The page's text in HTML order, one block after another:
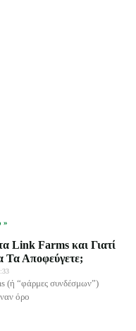
»
Link Farms και Γιατί
Τα Αποφεύγετε;
(ή “φάρμες συνδέσμων”)
όρο